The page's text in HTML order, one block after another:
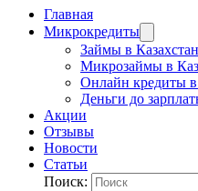
Главная
Микрокредиты
Займы в
Микрозаймы в
Онлайн кредиты в
Деньги до
Акции
Отзывы
Новости
Статьи
Поиск: